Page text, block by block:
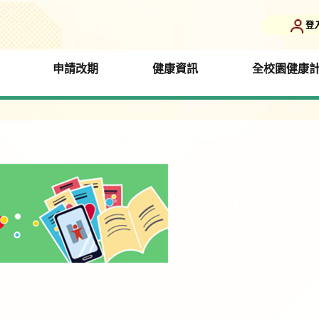
登
申請改期 健康資訊 全校園健康